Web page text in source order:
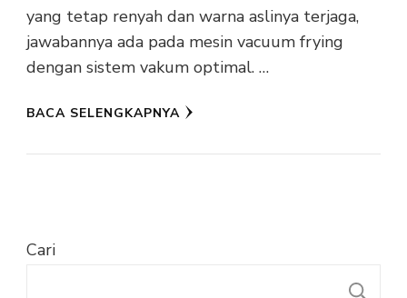
yang tetap renyah dan warna aslinya terjaga,
jawabannya ada pada mesin vacuum frying
dengan sistem vakum optimal. …
BACA SELENGKAPNYA
Cari